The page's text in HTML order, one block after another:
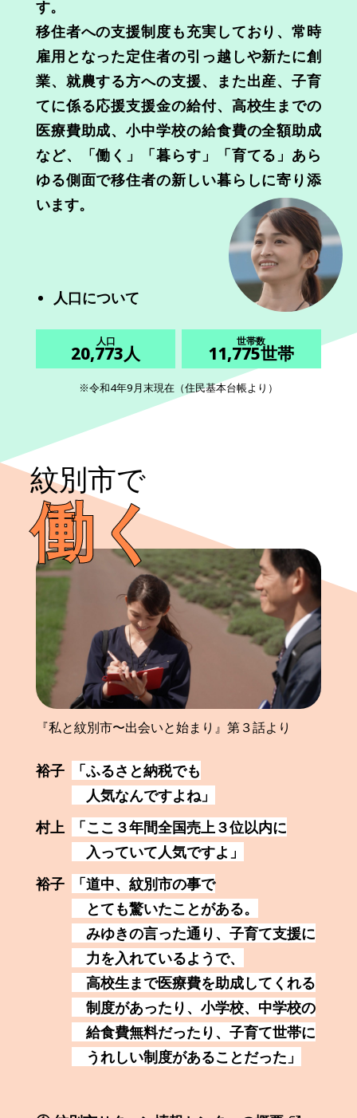
す。
移住者への支援制度も充実しており、常時
雇用となった定住者の引っ越しや新たに創
業、就農する方への支援、また出産、子育
てに係る応援支援金の給付、高校生までの
医療費助成、小中学校の給食費の全額助成
など、「働く」「暮らす」「育てる」あら
ゆる側面で移住者の新しい暮らしに寄り添
います。
人口について
人口
20,773人
世帯数
11,775世帯
令和4年9月末現在（住民基本台帳より）
紋別市で
働く
『私と紋別市〜出会いと始まり』第３話より
裕子
「ふるさと納税でも
人気なんですよね」
村上
「ここ３年間全国売上３位以内に
入っていて人気ですよ」
裕子
「道中、紋別市の事で
とても驚いたことがある。
みゆきの言った通り、子育て支援に
力を入れているようで、
高校生まで医療費を助成してくれる
制度があったり、 小学校、中学校の
給食費無料だったり、 子育て世帯に
うれしい制度があることだった」